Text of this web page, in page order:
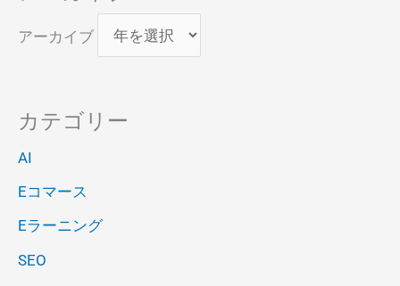
アーカイブ
カテゴリー
AI
Eコマース
Eラーニング
SEO